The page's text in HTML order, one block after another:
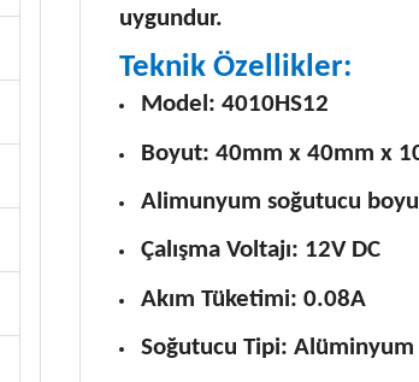
uygundur.
Teknik Özellikler:
Model: 4010HS12
Boyut: 40mm x 40mm x
Alimunyum soğutucu
Çalışma Voltajı: 12V DC
Akım Tüketimi: 0.08A
Soğutucu Tipi: